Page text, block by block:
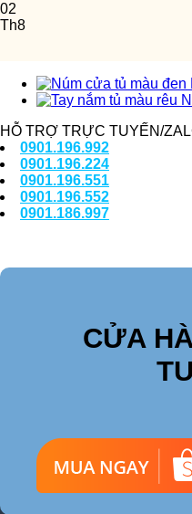
02
Th8
HỖ TRỢ TRỰC TUYẾN/
0901.196.992
0901.196.224
0901.196.551
0901.196.552
0901.186.997
CỬA